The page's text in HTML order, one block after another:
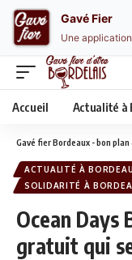
Accueil Actualité à
Gavé fier Bordeaux - bon
ACTUALITÉ À
SOLIDARITÉ À
Ocean Days
gratuit qui
Gavé Fier
Une